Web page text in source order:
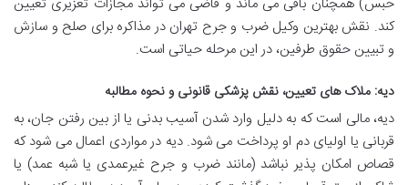
کند. نقش بهترین وکیل ضرب و جرح تهران در مذاکره برای صلح و سازش
و تبیین حقوق طرفین، در این مرحله حیاتی است.
دیه: ملاک های تعیین، نقش پزشکی قانونی و نحوه مطالبه
دیه، مالی است که به دلیل وارد شدن آسیب بدنی یا از بین رفتن جان، به
قربانی یا اولیای دم او پرداخت می شود. دیه در مواردی اعمال می شود که
قصاص امکان پذیر نباشد (مانند ضرب و جرح غیرعمدی یا شبه عمد) یا